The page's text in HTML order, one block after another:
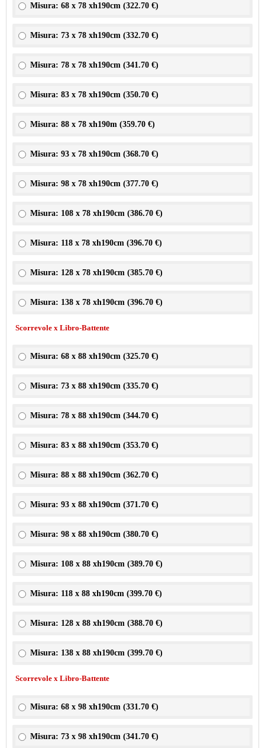
Misura: 68 x 78 xh190cm (322.70 €)
Misura: 73 x 78 xh190cm (332.70 €)
Misura: 78 x 78 xh190cm (341.70 €)
Misura: 83 x 78 xh190cm (350.70 €)
Misura: 88 x 78 xh190m (359.70 €)
Misura: 93 x 78 xh190cm (368.70 €)
Misura: 98 x 78 xh190cm (377.70 €)
Misura: 108 x 78 xh190cm (386.70 €)
Misura: 118 x 78 xh190cm (396.70 €)
Misura: 128 x 78 xh190cm (385.70 €)
Misura: 138 x 78 xh190cm (396.70 €)
Scorrevole x Libro-Battente
Misura: 68 x 88 xh190cm (325.70 €)
Misura: 73 x 88 xh190cm (335.70 €)
Misura: 78 x 88 xh190cm (344.70 €)
Misura: 83 x 88 xh190cm (353.70 €)
Misura: 88 x 88 xh190cm (362.70 €)
Misura: 93 x 88 xh190cm (371.70 €)
Misura: 98 x 88 xh190cm (380.70 €)
Misura: 108 x 88 xh190cm (389.70 €)
Misura: 118 x 88 xh190cm (399.70 €)
Misura: 128 x 88 xh190cm (388.70 €)
Misura: 138 x 88 xh190cm (399.70 €)
Scorrevole x Libro-Battente
Misura: 68 x 98 xh190cm (331.70 €)
Misura: 73 x 98 xh190cm (341.70 €)